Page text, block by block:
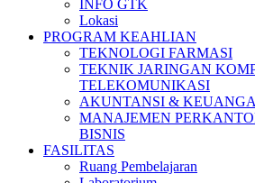
INFO GTK
Lokasi
PROGRAM KEAHLIAN
TEKNOLOGI FARMASI
TEKNIK JARINGAN
TELEKOMUNIKASI
AKUNTANSI &
MANAJEMEN
BISNIS
FASILITAS
Ruang Pembelajaran